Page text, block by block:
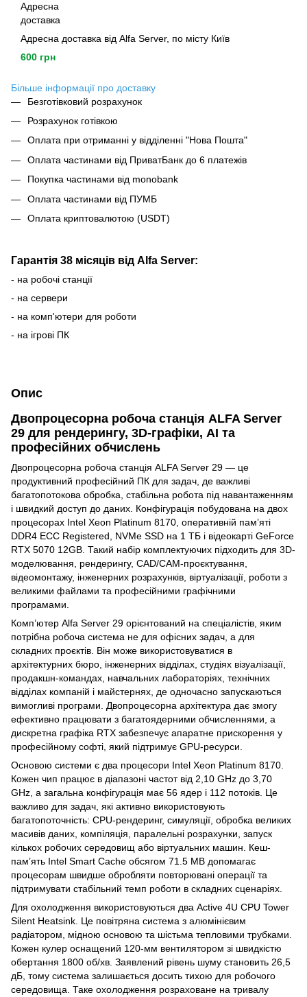
Адресна доставка від Alfa Server, по місту Київ
600 грн
Більше інформації про доставку
Безготівковий розрахунок
Розрахунок готівкою
Оплата при отриманні у відділенні "Нова Пошта"
Оплата частинами від ПриватБанк до 6 платежів
Покупка частинами від monobank
Оплата частинами від ПУМБ
Оплата криптовалютою (USDT)
Гарантія 38 місяців від Alfa Server:
- на робочі станції
- на сервери
- на комп'ютери для роботи
- на ігрові ПК
Опис
Двопроцесорна робоча станція ALFA Server
29 для рендерингу, 3D-графіки, AI та
професійних обчислень
Двопроцесорна робоча станція ALFA Server 29 — це
продуктивний професійний ПК для задач, де важливі
багатопотокова обробка, стабільна робота під навантаженням
і швидкий доступ до даних. Конфігурація побудована на двох
процесорах Intel Xeon Platinum 8170, оперативній пам’яті
DDR4 ECC Registered, NVMe SSD на 1 ТБ і відеокарті GeForce
RTX 5070 12GB. Такий набір комплектуючих підходить для 3D-
моделювання, рендерингу, CAD/CAM-проєктування,
відеомонтажу, інженерних розрахунків, віртуалізації, роботи з
великими файлами та професійними графічними
програмами.
Комп’ютер Alfa Server 29 орієнтований на спеціалістів, яким
потрібна робоча система не для офісних задач, а для
складних проєктів. Він може використовуватися в
архітектурних бюро, інженерних відділах, студіях візуалізації,
продакшн-командах, навчальних лабораторіях, технічних
відділах компаній і майстернях, де одночасно запускаються
вимогливі програми. Двопроцесорна архітектура дає змогу
ефективно працювати з багатоядерними обчисленнями, а
дискретна графіка RTX забезпечує апаратне прискорення у
професійному софті, який підтримує GPU-ресурси.
Основою системи є два процесори Intel Xeon Platinum 8170.
Кожен чип працює в діапазоні частот від 2,10 GHz до 3,70
GHz, а загальна конфігурація має 56 ядер і 112 потоків. Це
важливо для задач, які активно використовують
багатопоточність: CPU-рендеринг, симуляції, обробка великих
масивів даних, компіляція, паралельні розрахунки, запуск
кількох робочих середовищ або віртуальних машин. Кеш-
пам’ять Intel Smart Cache обсягом 71.5 MB допомагає
процесорам швидше обробляти повторювані операції та
підтримувати стабільний темп роботи в складних сценаріях.
Для охолодження використовуються два Active 4U CPU Tower
Silent Heatsink. Це повітряна система з алюмінієвим
радіатором, мідною основою та шістьма тепловими трубками.
Кожен кулер оснащений 120-мм вентилятором зі швидкістю
обертання 1800 об/хв. Заявлений рівень шуму становить 26,5
дБ, тому система залишається досить тихою для робочого
середовища. Таке охолодження розраховане на тривалу